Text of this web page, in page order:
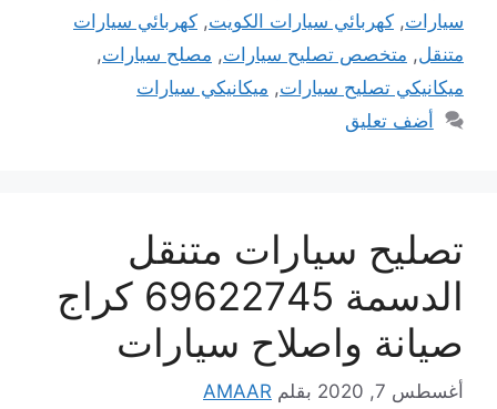
سيارات, كهربائي سيارات الكويت, كهربائي سيارات
متنقل, متخصص تصليح سيارات, مصلح سيارات,
ميكانيكي تصليح سيارات, ميكانيكي سيارات
أضف تعليق
تصليح سيارات متنقل
الدسمة 69622745 كراج
صيانة واصلاح سيارات
أغسطس 7, 2020 بقلم AMAAR